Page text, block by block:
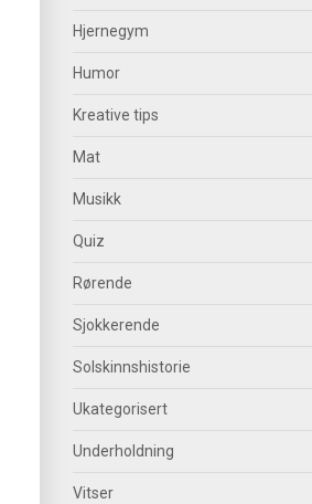
Hjernegym
Humor
Kreative tips
Mat
Musikk
Quiz
Rørende
Sjokkerende
Solskinnshistorie
Ukategorisert
Underholdning
Vitser